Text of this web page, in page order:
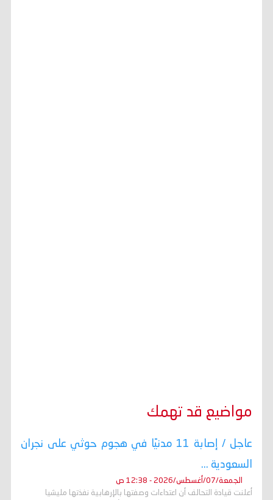
مواضيع قد تهمك
عاجل / إصابة 11 مدنيًا في هجوم حوثي على نجران
السعودية ...
الجمعة/07/أغسطس/2026 - 12:38 ص
أعلنت قيادة التحالف أن اعتداءات وصفتها بالإرهابية نفذتها مليشيا